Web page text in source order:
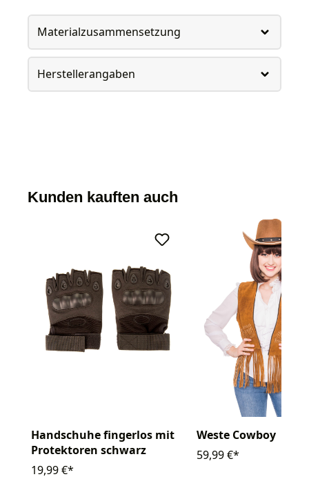
Materialzusammensetzung
Herstellerangaben
Kunden kauften auch
Handschuhe fingerlos mit
Protektoren schwarz
19,99 €*
Weste Cowboy
59,99 €*